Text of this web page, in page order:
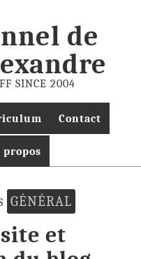
de
SINCE 2004
Contact
propos
GÉNÉRAL
et